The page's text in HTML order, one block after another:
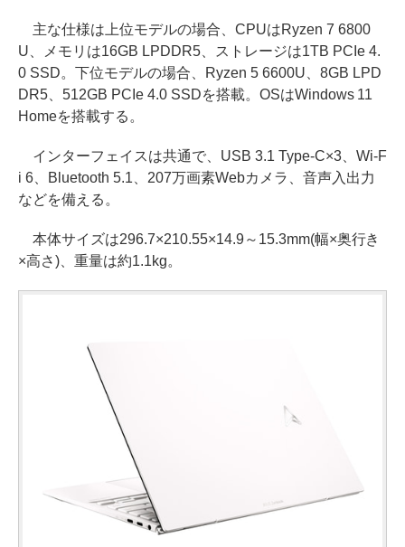
主な仕様は上位モデルの場合、CPUはRyzen 7 6800
U、メモリは16GB LPDDR5、ストレージは1TB PCIe 4.
0 SSD。下位モデルの場合、Ryzen 5 6600U、8GB LPD
DR5、512GB PCIe 4.0 SSDを搭載。OSはWindows 11
Homeを搭載する。
インターフェイスは共通で、USB 3.1 Type-C×3、Wi-F
i 6、Bluetooth 5.1、207万画素Webカメラ、音声入出力
などを備える。
本体サイズは296.7×210.55×14.9～15.3mm(幅×奥行き
×高さ)、重量は約1.1kg。